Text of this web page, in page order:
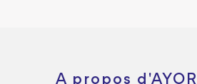
A propos d'AYOR